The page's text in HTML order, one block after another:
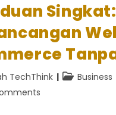
Singkat:
TechThink
PostBusiness